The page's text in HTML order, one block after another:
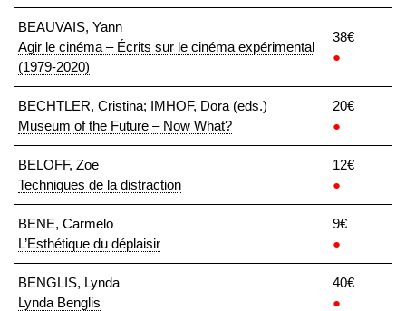
BEAUVAIS, Yann
Agir le cinéma – Écrits sur le cinéma expérimental
(1979-2020)
38€
●
BECHTLER, Cristina; IMHOF, Dora (eds.)
Museum of the Future – Now What?
20€
●
BELOFF, Zoe
Techniques de la distraction
12€
●
BENE, Carmelo
L’Esthétique du déplaisir
9€
●
BENGLIS, Lynda
Lynda Benglis
40€
●